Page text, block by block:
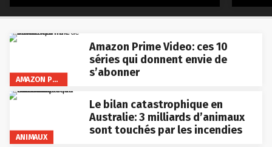
AMAZON PRIME VIDEO
Amazon Prime Video: ces 10
séries qui donnent envie de
s’abonner
ANIMAUX
Le bilan catastrophique en
Australie: 3 milliards d’animaux
sont touchés par les incendies